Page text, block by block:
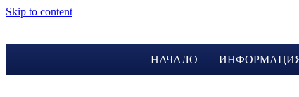
Skip to content
НАЧАЛО